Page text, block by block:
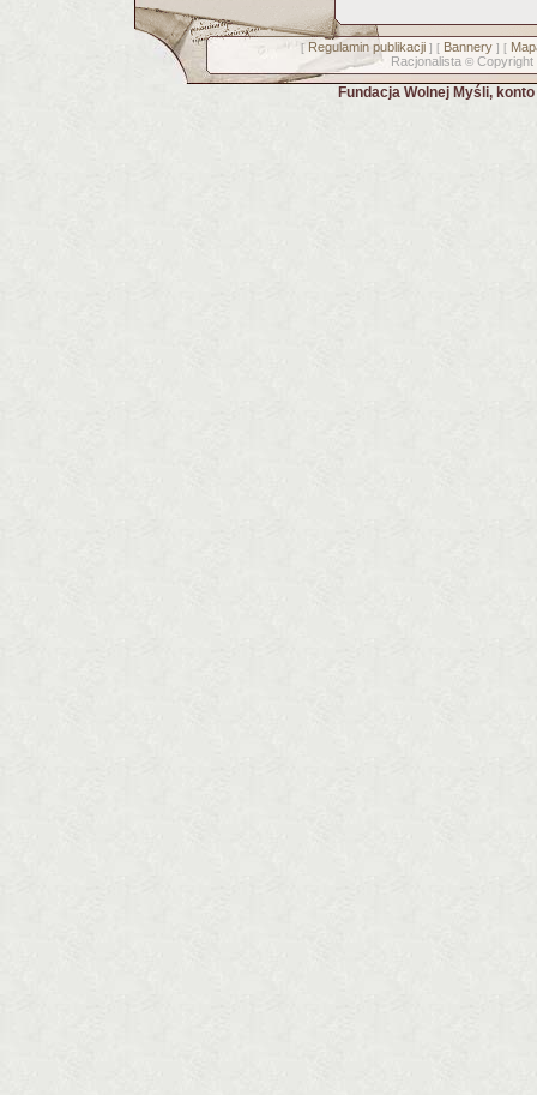
[ Regulamin publikacji] [ Bannery] [
Racjonalista © Copyright
Fundacja Wolnej Myśli,